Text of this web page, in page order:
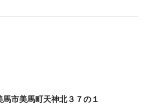
市美馬町天神北３７の１